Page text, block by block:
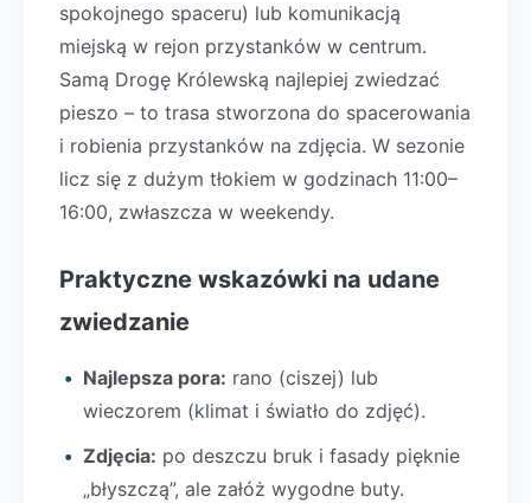
spokojnego spaceru) lub komunikacją
miejską w rejon przystanków w centrum.
Samą Drogę Królewską najlepiej zwiedzać
pieszo – to trasa stworzona do spacerowania
i robienia przystanków na zdjęcia. W sezonie
licz się z dużym tłokiem w godzinach 11:00–
16:00, zwłaszcza w weekendy.
Praktyczne wskazówki na udane
zwiedzanie
Najlepsza pora: rano (ciszej) lub
wieczorem (klimat i światło do zdjęć).
Zdjęcia: po deszczu bruk i fasady pięknie
„błyszczą”, ale załóż wygodne buty.